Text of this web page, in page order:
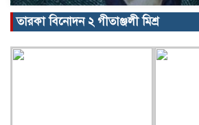
তারকা বিনোদন ২ গীতাঞ্জলী মিশ্র